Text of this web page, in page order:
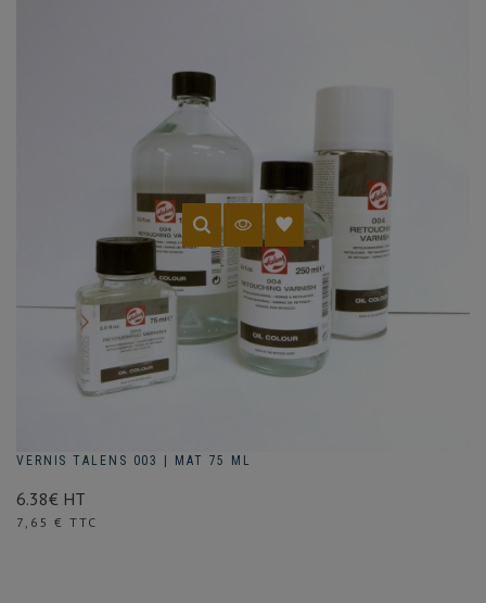
VERNIS TALENS 003 | MAT 75 ML
6.38€ HT
Prix
7,65 € TTC